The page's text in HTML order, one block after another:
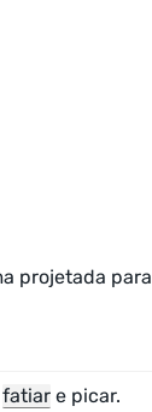
projetada para
fatiar e picar.